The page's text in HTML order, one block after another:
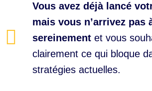
Vous avez déjà lancé
mais vous n’arrivez pas
sereinement et vous
clairement ce qui bloque
stratégies actuelles.